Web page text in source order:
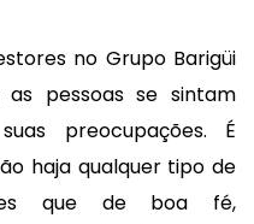
no Grupo Barigüi
pessoas se sintam
preocupações. É
haja qualquer tipo de
que de boa fé,